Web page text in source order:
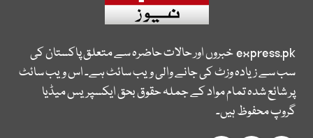
express.pkخبروں اور حالات حاضرہ سے متعلق پاکستان کی
سب سے زیادہ وزٹ کی جانے والی ویب سائٹ ہے۔ اس ویب سائٹ
پر شائع شدہ تمام مواد کے جملہ حقوق بحق ایکسپریس میڈیا
گروپ محفوظ ہیں۔